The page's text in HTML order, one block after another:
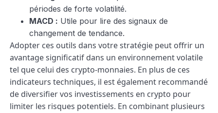
périodes de forte volatilité.
MACD : Utile pour lire des signaux de
changement de tendance.
Adopter ces outils dans votre stratégie peut offrir un
avantage significatif dans un environnement volatile
tel que celui des crypto-monnaies. En plus de ces
indicateurs techniques, il est également recommandé
de diversifier vos investissements en crypto pour
limiter les risques potentiels. En combinant plusieurs